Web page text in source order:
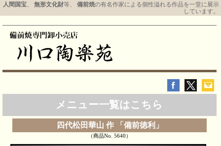
人間国宝、 無形文化財等、 備前焼の有名作家による個性溢れる作品を一堂に展示
しています。
メニュー一覧はこちら
四代松田華山 作 「備前徳利」
（商品No. 5640）